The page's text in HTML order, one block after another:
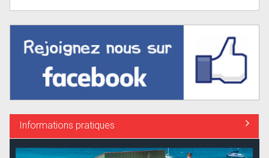
Informations pratiques